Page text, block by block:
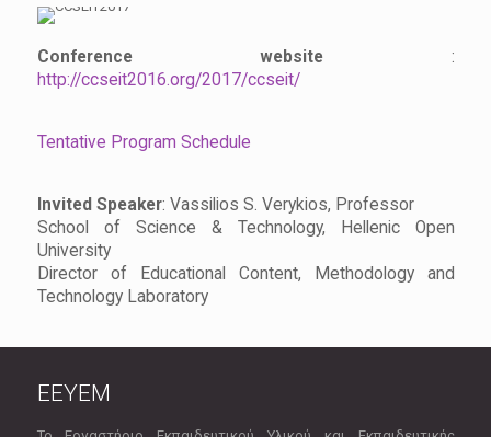
Conference website :
http://ccseit2016.org/2017/ccseit/
Tentative Program Schedule
Invited Speaker: Vassilios S. Verykios, Professor
School of Science & Technology, Hellenic Open
University
Director of Educational Content, Methodology and
Technology Laboratory
EEYEM